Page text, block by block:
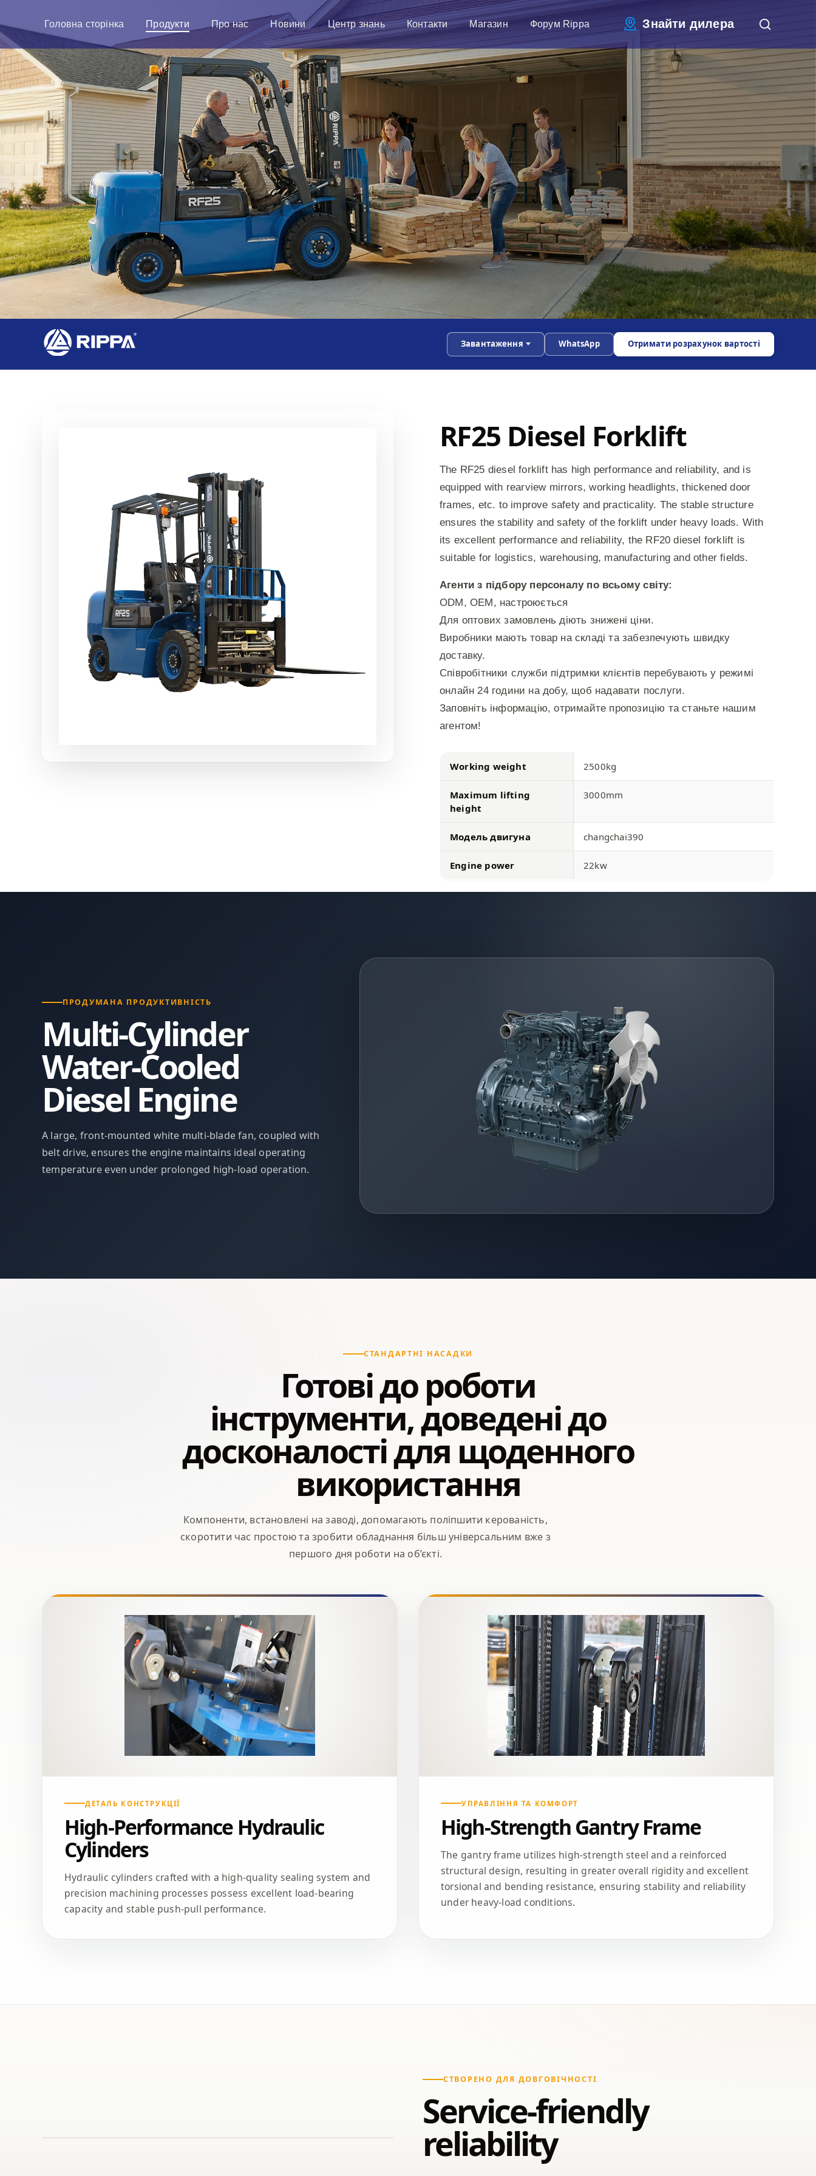
Головна сторінка Продукти Про нас Новини Центр знань Контакти Магазин Форум Rippa Знайти дилера
Завантаження WhatsApp Отримати розрахунок вартості
RF25 Diesel Forklift
The RF25 diesel forklift has high performance and reliability, and is
equipped with rearview mirrors, working headlights, thickened door
frames, etc. to improve safety and practicality. The stable structure
ensures the stability and safety of the forklift under heavy loads. With
its excellent performance and reliability, the RF20 diesel forklift is
suitable for logistics, warehousing, manufacturing and other fields.
Агенти з підбору персоналу по всьому світу:
ODM, OEM, настроюється
Для оптових замовлень діють знижені ціни.
Виробники мають товар на складі та забезпечують швидку
доставку.
Співробітники служби підтримки клієнтів перебувають у режимі
онлайн 24 години на добу, щоб надавати послуги.
Заповніть інформацію, отримайте пропозицію та станьте нашим
агентом!
Working weight 2500kg
Maximum lifting
height
3000mm
Модель двигуна changchai390
Engine power 22kw
ПРОДУМАНА ПРОДУКТИВНІСТЬ
Multi-Cylinder
Water-Cooled
Diesel Engine
A large, front-mounted white multi-blade fan, coupled with
belt drive, ensures the engine maintains ideal operating
temperature even under prolonged high-load operation.
СТАНДАРТНІ НАСАДКИ
Готові до роботи
інструменти, доведені до
досконалості для щоденного
використання
Компоненти, встановлені на заводі, допомагають поліпшити керованість,
скоротити час простою та зробити обладнання більш універсальним вже з
першого дня роботи на об’єкті.
ДЕТАЛЬ КОНСТРУКЦІЇ
High-Performance Hydraulic
Cylinders
Hydraulic cylinders crafted with a high-quality sealing system and
precision machining processes possess excellent load-bearing
capacity and stable push-pull performance.
УПРАВЛІННЯ ТА КОМФОРТ
High-Strength Gantry Frame
The gantry frame utilizes high-strength steel and a reinforced
structural design, resulting in greater overall rigidity and excellent
torsional and bending resistance, ensuring stability and reliability
under heavy-load conditions.
СТВОРЕНО ДЛЯ ДОВГОВІЧНОСТІ
Service-friendly
reliability